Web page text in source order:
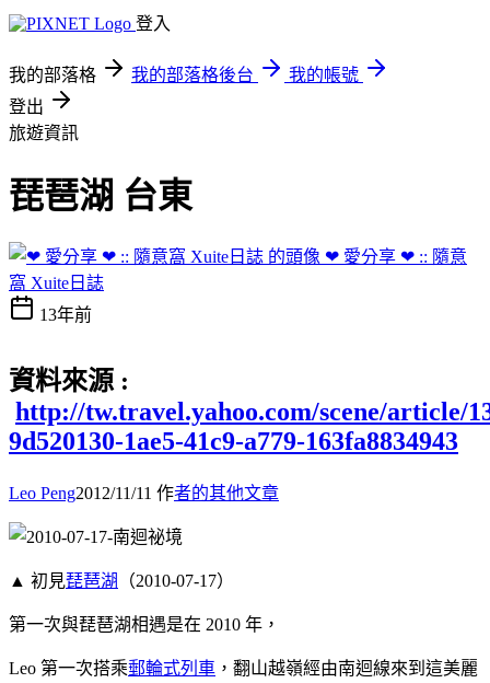
登入
我的部落格 我的部落格後台
我的帳號
登出
旅遊資訊
琵琶湖 台東
❤ 愛分享 ❤ :: 隨意
窩 Xuite日誌
13年前
資料來源 :
http://tw.travel.yahoo.com/scene/article/
9d520130-1ae5-41c9-a779-163fa8834943
Leo Peng2012/11/11 作者的其他文章
▲ 初見琵琶湖 （2010-07-17）
第一次與琵琶湖相遇是在 2010 年，
Leo 第一次搭乘郵輪式列車 ，翻山越嶺經由南迴線來到這美麗